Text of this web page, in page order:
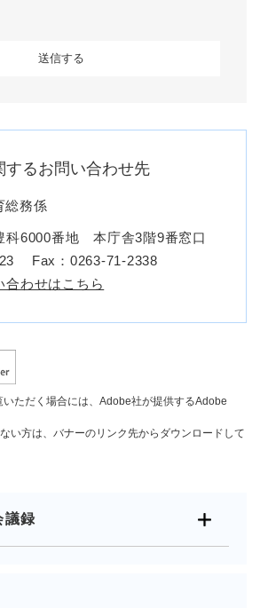
するお問い合わせ先
総務係
科6000番地 本庁舎3階9番窓口
Fax：0263-71-2338
合わせはこちら
ただく場合には、Adobe社が提供するAdobe
い方は、バナーのリンク先からダウンロードして
議録